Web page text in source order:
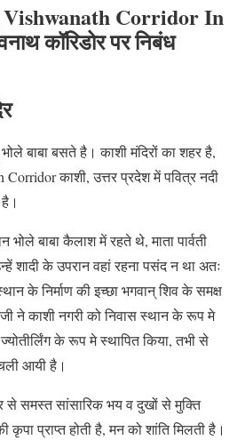
Vishwanath Corridor In
कॉरिडोर पर निबंध
बाबा बसते है। काशी मंदिरों का शहर है,
काशी, उत्तर प्रदेश में पवित्र नदी
बाबा कैलाश में रहते थे, माता पार्वती
शादी के उपरान वहां रहना पसंद न था अतः
के निर्माण की इच्छा भगवान् शिव के समक्ष
ने काशी नगरी को निवास स्थान के रूप मे
ज्योतीर्लिंग के रूप मे स्थापित किया, तभी से
आयी है।
से समस्त सांसारिक भय व दुखों से मुक्ति
कृपा प्राप्त होती है, मन को शांति मिलती है।